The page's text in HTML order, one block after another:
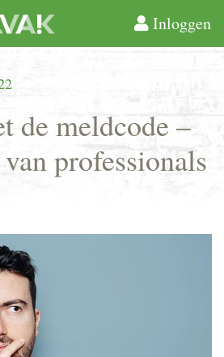
Inloggen
de meldcode –
professionals